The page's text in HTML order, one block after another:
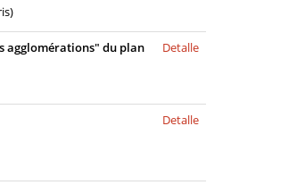
agglomérations" du plan
Detalle
Detalle